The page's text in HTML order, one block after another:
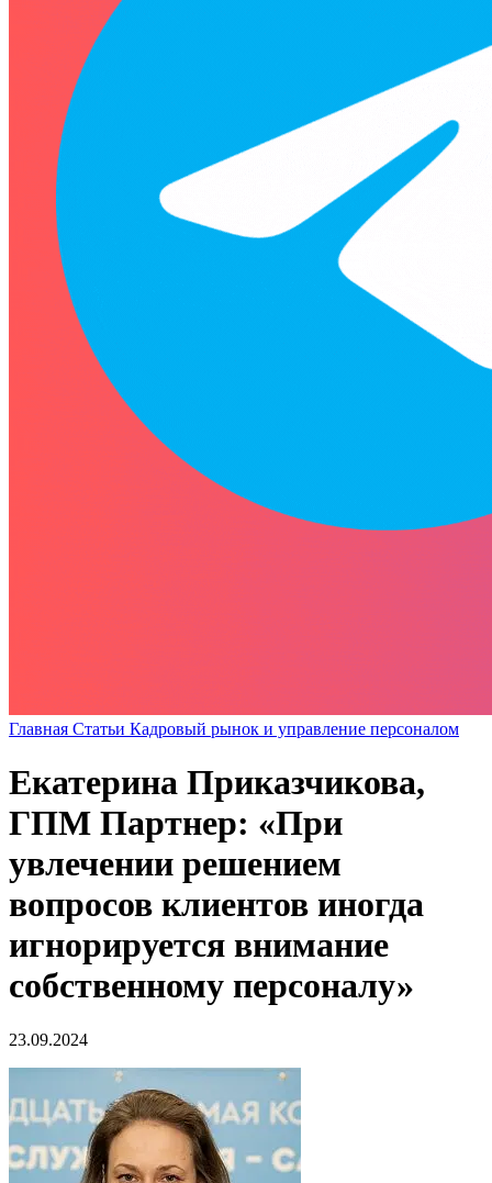
Главная Статьи Кадровый рынок и управление персоналом
Екатерина Приказчикова,
ГПМ Партнер: «При
увлечении решением
вопросов клиентов иногда
игнорируется внимание
собственному персоналу»
23.09.2024